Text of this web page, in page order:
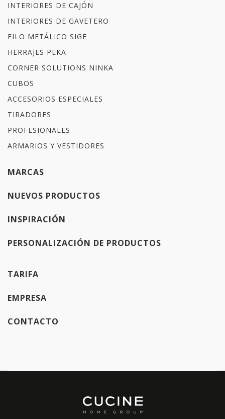
INTERIORES DE CAJÓN
INTERIORES DE GAVETERO
FILO METÁLICO SIGE
HERRAJES PEKA
CORNER SOLUTIONS NINKA
CUBOS
ACCESORIOS ESPECIALES
TIRADORES
PROFESIONALES
ARMARIOS Y VESTIDORES
MARCAS
NUEVOS PRODUCTOS
INSPIRACIÓN
PERSONALIZACIÓN DE PRODUCTOS
TARIFA
EMPRESA
CONTACTO